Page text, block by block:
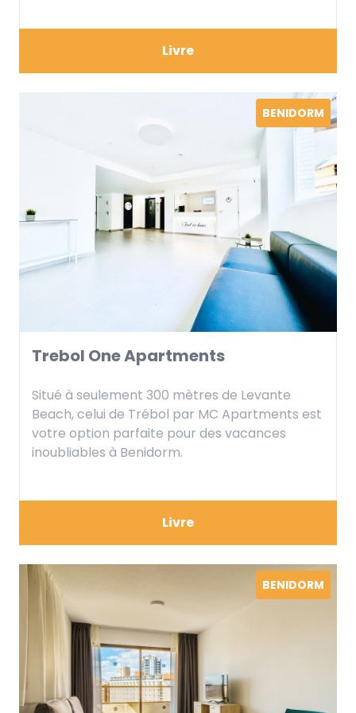
Livre
BENIDORM
Trebol One Apartments
Situé à seulement 300 mètres de Levante
Beach, celui de Trébol par MC Apartments est
votre option parfaite pour des vacances
inoubliables à Benidorm.
Livre
BENIDORM